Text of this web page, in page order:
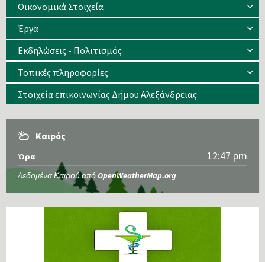
Οικονομικά Στοιχεία
Έργα
Εκδηλώσεις - Πολιτισμός
Τοπικές πληροφορίες
Στοιχεία επικοινωνίας Δήμου Αλεξάνδρειας
Καιρός
Ώρα 12:47 pm
Δεδομένα Καιρού από OpenWeatherMap.org